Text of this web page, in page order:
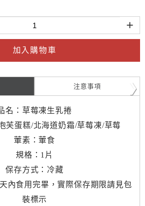
+
加入購物車
注意事項
名：草莓凍生乳捲
芙蛋糕/北海道奶霜/草莓凍/草莓
葷素：葷食
規格：1片
保存方式：冷藏
內食用完畢，實際保存期限請見包
裝標示